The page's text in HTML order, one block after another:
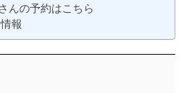
んの予約はこちら
報